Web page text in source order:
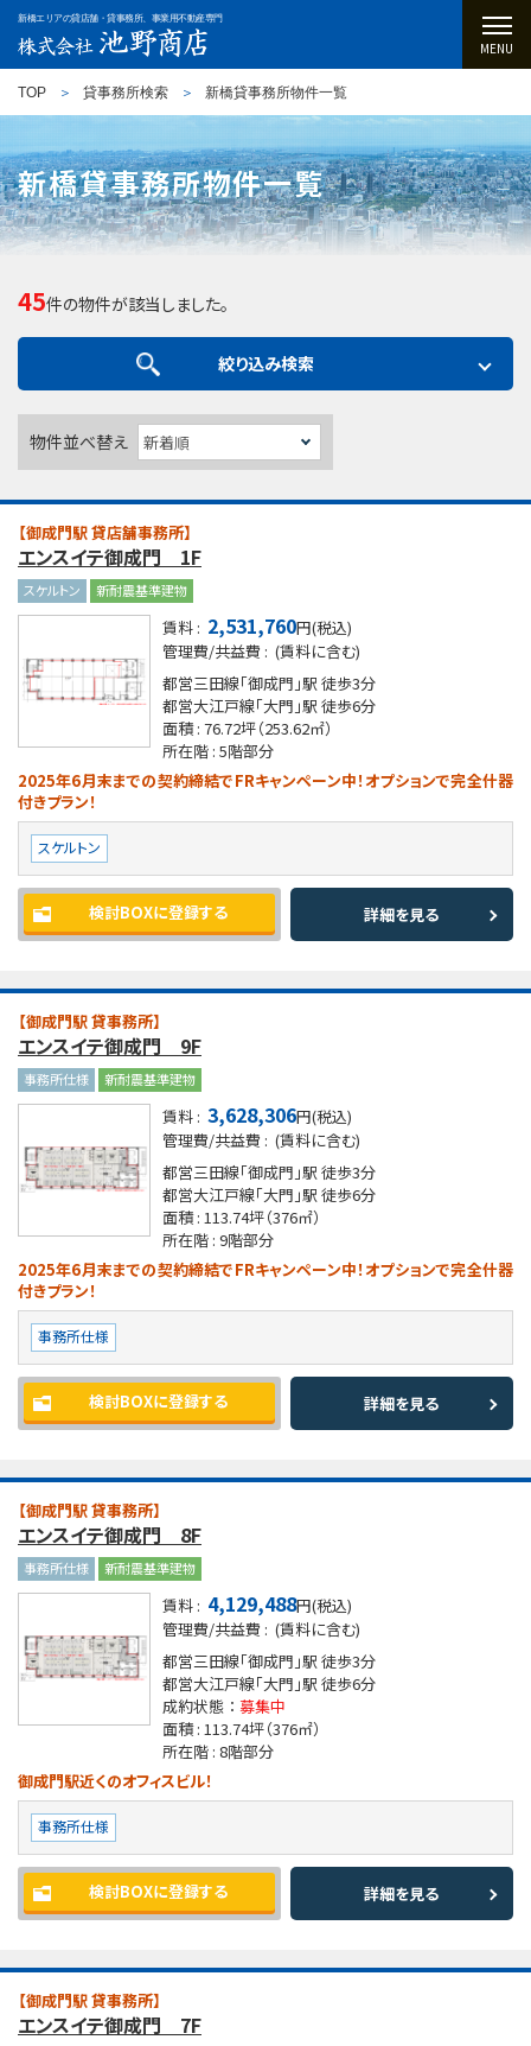
新橋エリアの貸店舗・貸事務所、事業用不動産専門
MENU
TOP 貸事務所検索 新橋貸事務所物件一覧
新橋貸事務所物件一覧
45件の物件が該当しました。
絞り込み検索
物件並べ替え
【御成門駅 貸店舗事務所】
エンスイテ御成門 1F
スケルトン 新耐震基準建物
賃料 : 2,531,760円(税込)
管理費/共益費 : (賃料に含む)
都営三田線「御成門」駅 徒歩3分
都営大江戸線「大門」駅 徒歩6分
面積 : 76.72坪（253.62㎡）
所在階 : 5階部分
2025年6月末までの契約締結でFRキャンペーン中！オプションで完全什器
付きプラン！
スケルトン
検討BOXに登録する 詳細を見る
【御成門駅 貸事務所】
エンスイテ御成門 9F
事務所仕様 新耐震基準建物
賃料 : 3,628,306円(税込)
管理費/共益費 : (賃料に含む)
都営三田線「御成門」駅 徒歩3分
都営大江戸線「大門」駅 徒歩6分
面積 : 113.74坪（376㎡）
所在階 : 9階部分
2025年6月末までの契約締結でFRキャンペーン中！オプションで完全什器
付きプラン！
事務所仕様
検討BOXに登録する 詳細を見る
【御成門駅 貸事務所】
エンスイテ御成門 8F
事務所仕様 新耐震基準建物
賃料 : 4,129,488円(税込)
管理費/共益費 : (賃料に含む)
都営三田線「御成門」駅 徒歩3分
都営大江戸線「大門」駅 徒歩6分
成約状態 ： 募集中
面積 : 113.74坪（376㎡）
所在階 : 8階部分
御成門駅近くのオフィスビル！
事務所仕様
検討BOXに登録する 詳細を見る
【御成門駅 貸事務所】
エンスイテ御成門 7F